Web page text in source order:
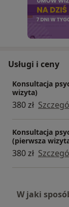
Usługi i ceny
Konsultacja
wizyta)
380 zł
Konsultacja
(pierwsza
380 zł
W jaki